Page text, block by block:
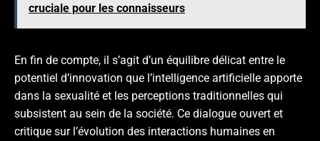
cruciale pour les connaisseurs
En fin de compte, il s’agit d’un équilibre délicat entre le
potentiel d’innovation que l’intelligence artificielle apporte
dans la sexualité et les perceptions traditionnelles qui
subsistent au sein de la société. Ce dialogue ouvert et
critique sur l’évolution des interactions humaines en